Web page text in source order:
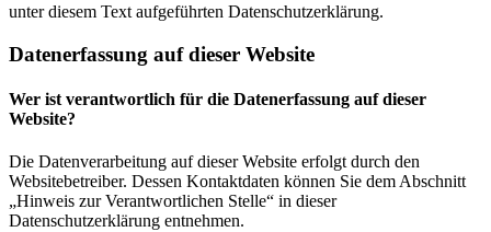
unter diesem Text aufgeführten Datenschutzerklärung.
Datenerfassung auf dieser Website
Wer ist verantwortlich für die Datenerfassung auf dieser
Website?
Die Datenverarbeitung auf dieser Website erfolgt durch den
Websitebetreiber. Dessen Kontaktdaten können Sie dem Abschnitt
„Hinweis zur Verantwortlichen Stelle“ in dieser
Datenschutzerklärung entnehmen.